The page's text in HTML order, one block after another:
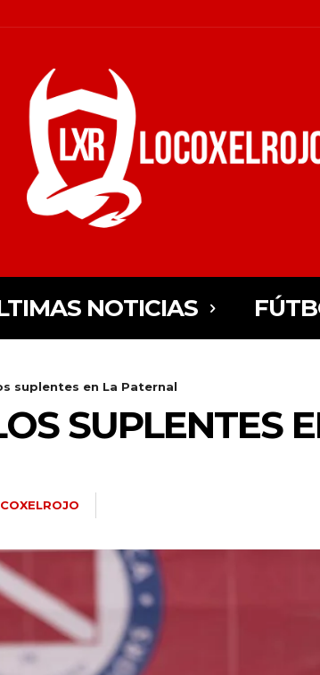
NOTICIAS
suplentes en La Paternal
SUPLENTES